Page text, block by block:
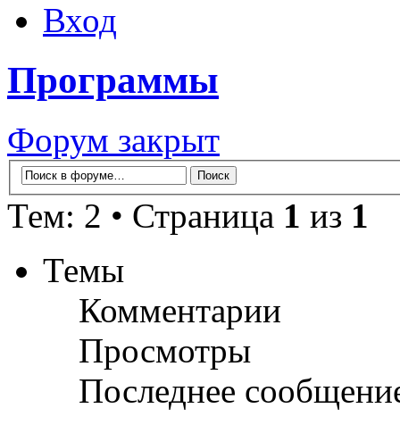
Вход
Программы
Форум закрыт
Тем: 2 • Страница 1 из 1
Темы
Комментарии
Просмотры
Последнее